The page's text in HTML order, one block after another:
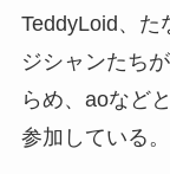
TeddyLoid、た
ジシャンたち
らめ、aoなど
参加している。